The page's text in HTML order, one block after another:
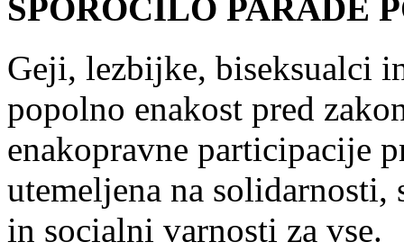
SPOROČILO PARADE
Geji, lezbijke, biseksualci
popolno enakost pred
enakopravne participacije
utemeljena na
in socialni varnosti za vse.